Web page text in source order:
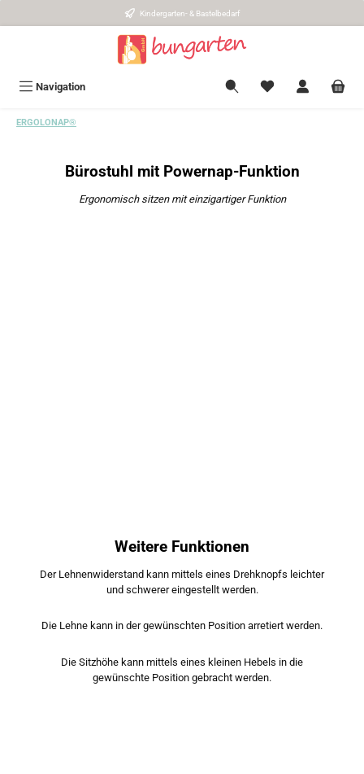
Kindergarten- & Bastelbedarf
Navigation
ERGOLONAP®
Bürostuhl mit Powernap-Funktion
Ergonomisch sitzen mit einzigartiger Funktion
Weitere Funktionen
Der Lehnenwiderstand kann mittels eines Drehknopfs leichter
und schwerer eingestellt werden.
Die Lehne kann in der gewünschten Position arretiert werden.
Die Sitzhöhe kann mittels eines kleinen Hebels in die
gewünschte Position gebracht werden.